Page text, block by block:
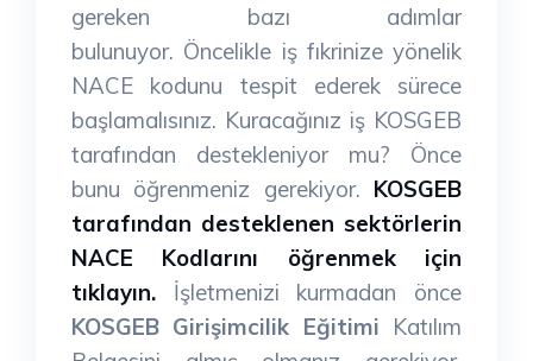
gereken bazı adımlar
bulunuyor. Öncelikle iş fıkrinize yönelik
NACE kodunu tespit ederek sürece
başlamalısınız. Kuracağınız iş KOSGEB
tarafından destekleniyor mu? Önce
bunu öğrenmeniz gerekiyor. KOSGEB
tarafından desteklenen sektörlerin
NACE Kodlarını öğrenmek için
tıklayın. İşletmenizi kurmadan önce
KOSGEB Girişimcilik Eğitimi Katılım